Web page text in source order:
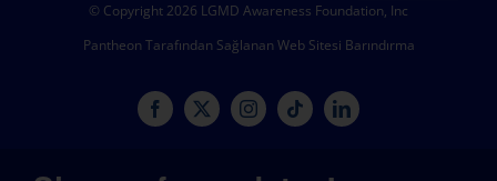
© Copyright 2026 LGMD Awareness Foundation, Inc
Pantheon Tarafından Sağlanan Web Sitesi Barındırma